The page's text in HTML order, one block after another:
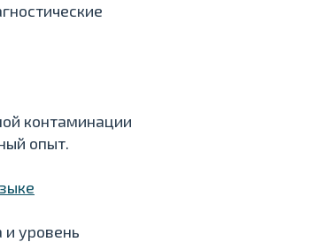
контаминации
опыт.
и уровень